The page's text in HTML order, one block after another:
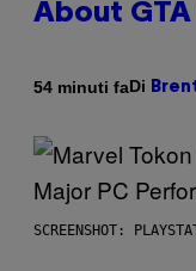
About GTA
54 minuti faDi
SCREENSHOT: